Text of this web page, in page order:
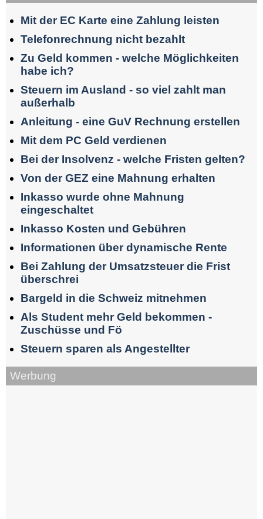
Mit der EC Karte eine Zahlung leisten
Telefonrechnung nicht bezahlt
Zu Geld kommen - welche Möglichkeiten
habe ich?
Steuern im Ausland - so viel zahlt man
außerhalb
Anleitung - eine GuV Rechnung erstellen
Mit dem PC Geld verdienen
Bei der Insolvenz - welche Fristen gelten?
Von der GEZ eine Mahnung erhalten
Inkasso wurde ohne Mahnung
eingeschaltet
Inkasso Kosten und Gebühren
Informationen über dynamische Rente
Bei Zahlung der Umsatzsteuer die Frist
überschrei
Bargeld in die Schweiz mitnehmen
Als Student mehr Geld bekommen -
Zuschüsse und Fö
Steuern sparen als Angestellter
Werbung